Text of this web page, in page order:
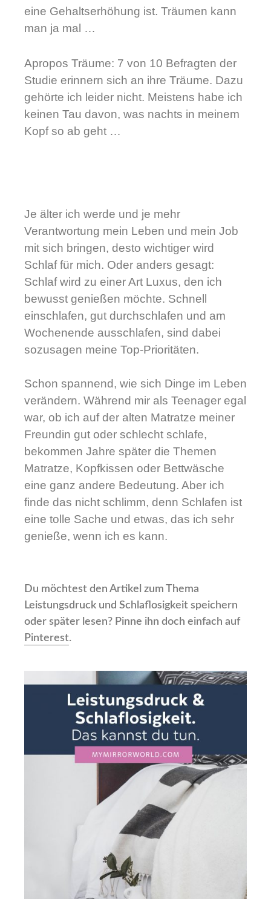
eine Gehaltserhöhung ist. Träumen kann
man ja mal …
Apropos Träume: 7 von 10 Befragten der
Studie erinnern sich an ihre Träume. Dazu
gehörte ich leider nicht. Meistens habe ich
keinen Tau davon, was nachts in meinem
Kopf so ab geht …
Je älter ich werde und je mehr
Verantwortung mein Leben und mein Job
mit sich bringen, desto wichtiger wird
Schlaf für mich. Oder anders gesagt:
Schlaf wird zu einer Art Luxus, den ich
bewusst genießen möchte. Schnell
einschlafen, gut durchschlafen und am
Wochenende ausschlafen, sind dabei
sozusagen meine Top-Prioritäten.
Schon spannend, wie sich Dinge im Leben
verändern. Während mir als Teenager egal
war, ob ich auf der alten Matratze meiner
Freundin gut oder schlecht schlafe,
bekommen Jahre später die Themen
Matratze, Kopfkissen oder Bettwäsche
eine ganz andere Bedeutung. Aber ich
finde das nicht schlimm, denn Schlafen ist
eine tolle Sache und etwas, das ich sehr
genieße, wenn ich es kann.
Du möchtest den Artikel zum Thema
Leistungsdruck und Schlaflosigkeit speichern
oder später lesen? Pinne ihn doch einfach auf
Pinterest.